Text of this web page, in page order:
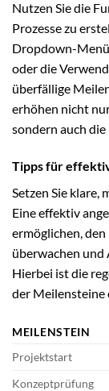
Nutzen Sie die
Prozesse zu
Dropdown-
oder die
überfällige
erhöhen nicht
sondern auch
Tipps für
Setzen Sie klare,
Eine effektiv
ermöglichen,
überwachen und
Hierbei ist die
der Meilensteine
MEILENSTEIN
Projektstart
Konzeptprüfung